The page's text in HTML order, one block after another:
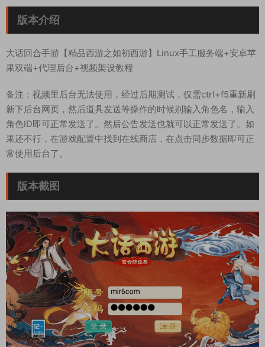
版本介绍
大话回合手游【精品西游之如初西游】Linux手工服务端+安卓苹
果双端+代理后台+视频架设教程
备注：视频里后台无法使用，经过后期测试，仅需ctrl+f5重新刷
新下后台网页，然后道具发送等操作的时候别输入角色名，输入
角色ID即可正常发送了。然后公告发送也就可以正常发送了。如
果还不行，在游戏配置中找到在线商店，在点击同步数据即可正
常使用后台了。
版本截图